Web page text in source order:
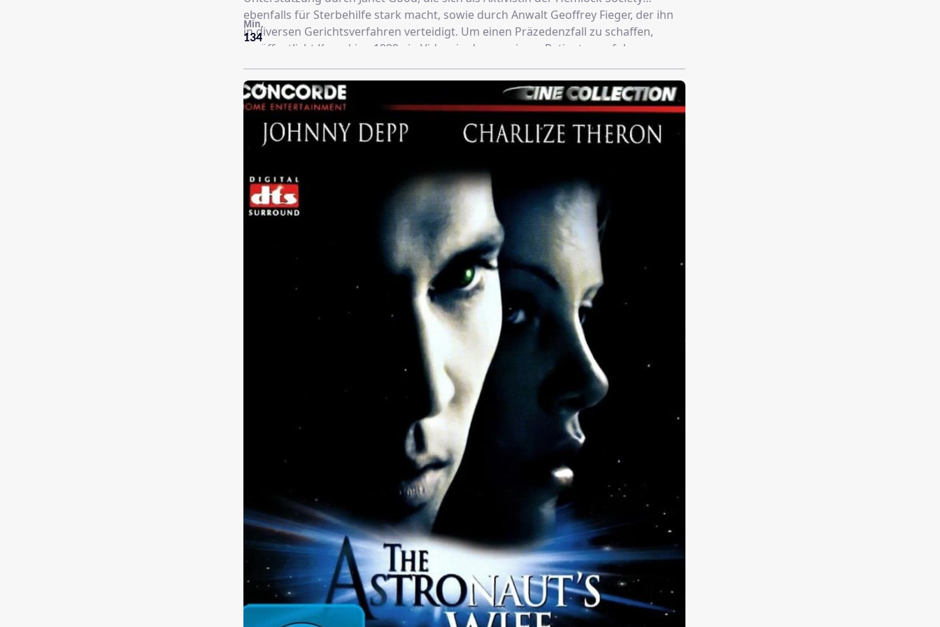
ebenfalls für Sterbehilfe stark macht, sowie durch Anwalt Geoffrey Fieger, der ihn
in diversen Gerichtsverfahren verteidigt. Um einen Präzedenzfall zu schaffen,
veröffentlicht Kevorkian 1999 ein Video, in dem er einem Patienten auf dessen
Wunsch erstmals eigenhändig eine tödliche Spritze verabreicht. Daraufhin wird
Jack Kevorkian wegen Totschlags zu einer Freiheitsstrafe von 10 bis 25 Jahren
verurteilt. 2007 wird er, inzwischen selbst unheilbar krank, frühzeitig aus der Haft
entlassen.
134
Min.